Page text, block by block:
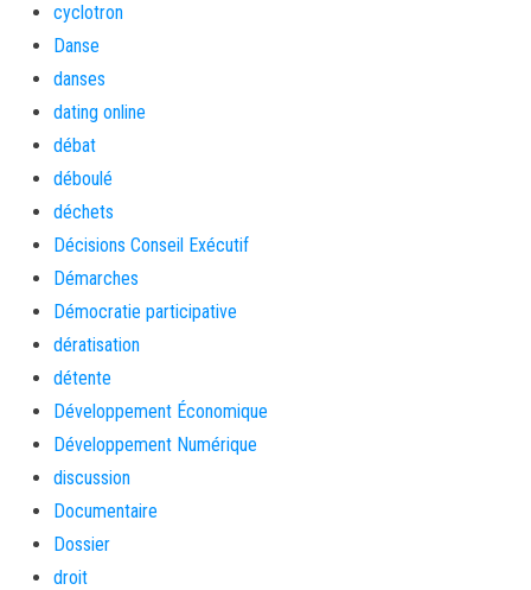
cyclotron
Danse
danses
dating online
débat
déboulé
déchets
Décisions Conseil Exécutif
Démarches
Démocratie participative
dératisation
détente
Développement Économique
Développement Numérique
discussion
Documentaire
Dossier
droit